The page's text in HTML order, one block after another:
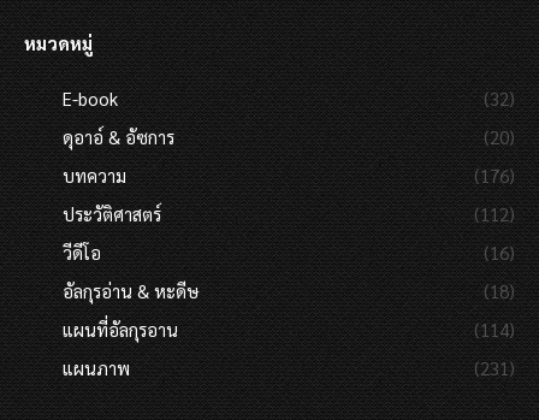
หมวดหมู่
E-book
(32)
ดุอาอ์ & อัซการ
(20)
บทความ
(176)
ประวัติศาสตร์
(112)
วีดีโอ
(16)
อัลกุรอ่าน & หะดีษ
(18)
แผนที่อัลกุรอาน
(114)
แผนภาพ
(231)